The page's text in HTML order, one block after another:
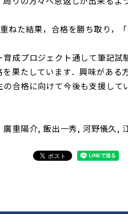
ねた結果，合格を勝ち取り，
成プロジェクト通して筆記
果たしています．興味がある
合格に向けて今後も支援して
重陽介, 飯出一秀, 河野儀久,